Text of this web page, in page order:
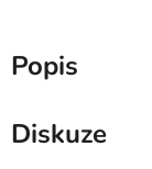
Popis
Diskuze